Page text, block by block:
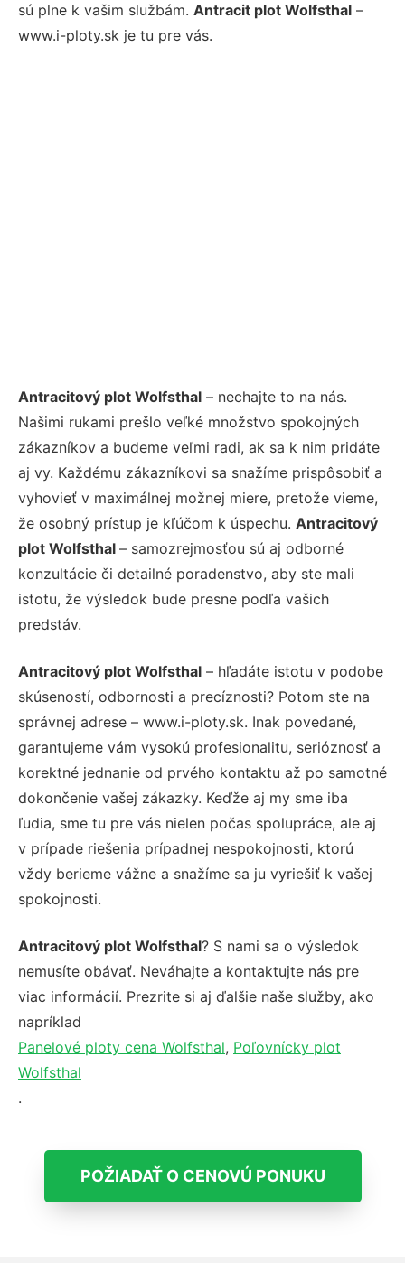
sú plne k vašim službám. Antracit plot Wolfsthal –
www.i-ploty.sk je tu pre vás.
Antracitový plot Wolfsthal – nechajte to na nás.
Našimi rukami prešlo veľké množstvo spokojných
zákazníkov a budeme veľmi radi, ak sa k nim pridáte
aj vy. Každému zákazníkovi sa snažíme prispôsobiť a
vyhovieť v maximálnej možnej miere, pretože vieme,
že osobný prístup je kľúčom k úspechu. Antracitový
plot Wolfsthal – samozrejmosťou sú aj odborné
konzultácie či detailné poradenstvo, aby ste mali
istotu, že výsledok bude presne podľa vašich
predstáv.
Antracitový plot Wolfsthal – hľadáte istotu v podobe
skúseností, odbornosti a precíznosti? Potom ste na
správnej adrese – www.i-ploty.sk. Inak povedané,
garantujeme vám vysokú profesionalitu, serióznosť a
korektné jednanie od prvého kontaktu až po samotné
dokončenie vašej zákazky. Keďže aj my sme iba
ľudia, sme tu pre vás nielen počas spolupráce, ale aj
v prípade riešenia prípadnej nespokojnosti, ktorú
vždy berieme vážne a snažíme sa ju vyriešiť k vašej
spokojnosti.
Antracitový plot Wolfsthal? S nami sa o výsledok
nemusíte obávať. Neváhajte a kontaktujte nás pre
viac informácií. Prezrite si aj ďalšie naše služby, ako
napríklad
Panelové ploty cena Wolfsthal, Poľovnícky plot
Wolfsthal
.
POŽIADAŤ O CENOVÚ PONUKU